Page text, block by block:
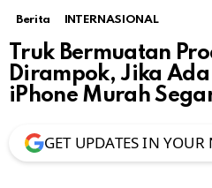
Berita INTERNASIONAL
Truk Bermuatan
Dirampok, Jika Ada
iPhone Murah
GET UPDATES IN YOUR